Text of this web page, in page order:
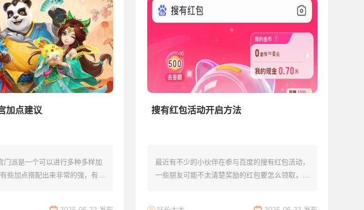
加点建议
门派是一个可以进行多种多样加
些加点搭配出来非常的强，有些
搜有红包活动开启方法
最近有不少的小伙伴在参与百度的搜有红包活动，
一些朋友可能不太清楚奖励的红包要怎么领取，这